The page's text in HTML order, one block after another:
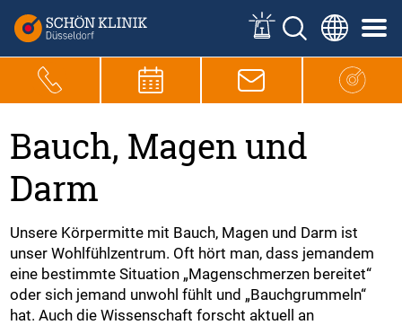
Bauch, Magen und
Darm
Unsere Körpermitte mit Bauch, Magen und Darm ist
unser Wohlfühlzentrum. Oft hört man, dass jemandem
eine bestimmte Situation „Magenschmerzen bereitet“
oder sich jemand unwohl fühlt und „Bauchgrummeln“
hat. Auch die Wissenschaft forscht aktuell an